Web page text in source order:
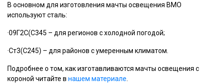
В основном для изготовления мачты освещения ВМО
используют сталь:
·09Г2С(С345 – для регионов с холодной погодой;
·Ст3(С245) – для районов с умеренным климатом.
Подробнее о том, как изготавливаются мачты освещения с
короной читайте в нашем материале